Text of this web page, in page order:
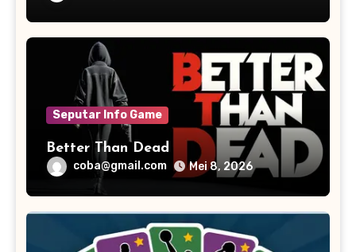
Seputar Info Game
Better Than Dead
coba@gmail.com Mei 8, 2026